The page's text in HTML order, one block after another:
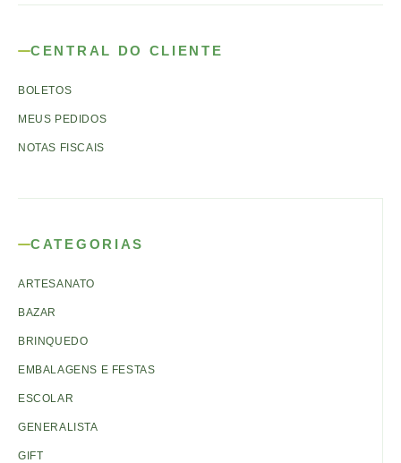
CENTRAL DO CLIENTE
BOLETOS
MEUS PEDIDOS
NOTAS FISCAIS
CATEGORIAS
ARTESANATO
BAZAR
BRINQUEDO
EMBALAGENS E FESTAS
ESCOLAR
GENERALISTA
GIFT